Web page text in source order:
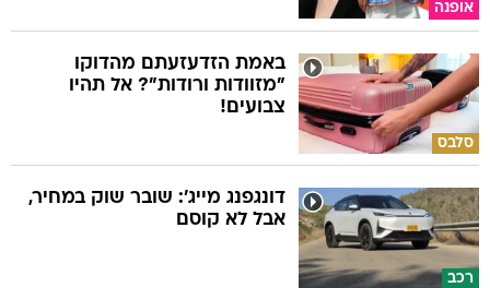
אופנה
סלבס
באמת הזדעזעתם מהדוקו
"מזוודות ורודות"? אל תהיו
צבועים!
רכב
דונגפנג מייג': שובר שוק במחיר,
אבל לא קוסם